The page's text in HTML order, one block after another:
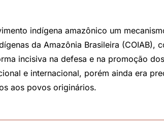
indígena amazônico um
da Amazônia Brasileira (COIAB),
incisiva na defesa e na promoção
e internacional, porém ainda era
aos povos originários.